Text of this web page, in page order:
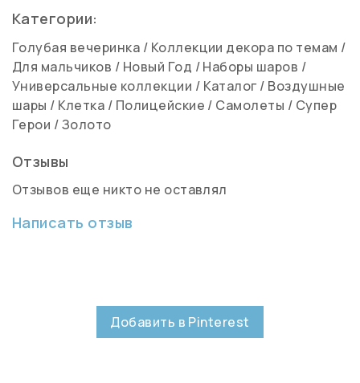
Категории:
Голубая вечеринка / Коллекции декора по темам /
Для мальчиков / Новый Год /Наборы шаров /
Универсальные коллекции / Каталог / Воздушные
шары / Клетка / Полицейские / Самолеты / Супер
Герои /Золото
Отзывы
Отзывов еще никто не оставлял
Написать отзыв
Добавить в Pinterest